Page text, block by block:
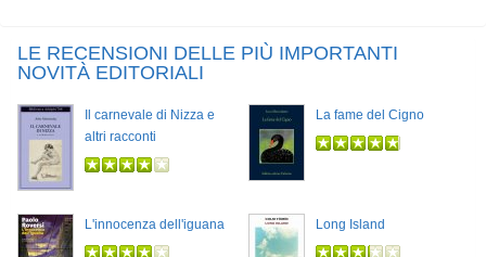
LE RECENSIONI DELLE PIÙ IMPORTANTI
NOVITÀ EDITORIALI
Il carnevale di Nizza e
altri racconti
La fame del Cigno
L'innocenza dell'iguana Long Island